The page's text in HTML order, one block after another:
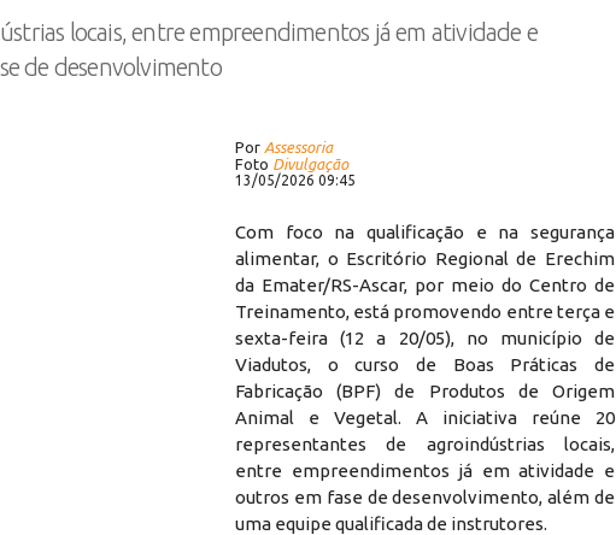
locais, entre empreendimentos já em atividade e
de desenvolvimento
Por Assessoria
Foto Divulgação
13/05/2026 09:45
Com foco na qualificação e na segurança
alimentar, o Escritório Regional de Erechim
da Emater/RS-Ascar, por meio do Centro de
Treinamento, está promovendo entre terça e
sexta-feira (12 a 20/05), no município de
Viadutos, o curso de Boas Práticas de
Fabricação (BPF) de Produtos de Origem
Animal e Vegetal. A iniciativa reúne 20
representantes de agroindústrias locais,
entre empreendimentos já em atividade e
outros em fase de desenvolvimento, além de
uma equipe qualificada de instrutores.